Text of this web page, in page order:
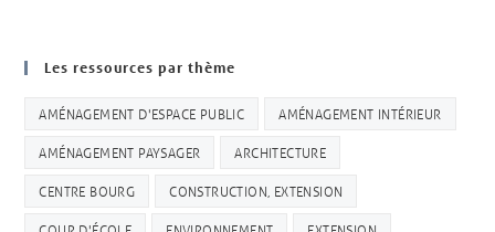
Les ressources par thème
AMÉNAGEMENT D'ESPACE PUBLIC AMÉNAGEMENT INTÉRIEUR
AMÉNAGEMENT PAYSAGER ARCHITECTURE
CENTRE BOURG CONSTRUCTION, EXTENSION